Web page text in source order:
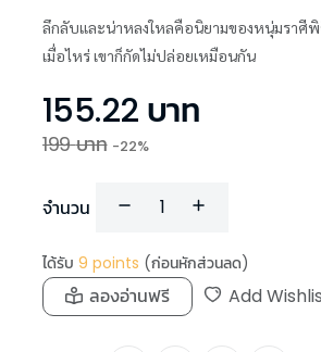
ลึกลับและน่าหลงใหลคือนิยามของหนุ่มราศีพิ
เมื่อไหร่ เขาก็กัดไม่ปล่อยเหมือนกัน
155.22 บาท
199บาท -22%
จำนวน
ได้รับ 9 points (ก่อนหักส่วนลด)
ลองอ่านฟรี Add